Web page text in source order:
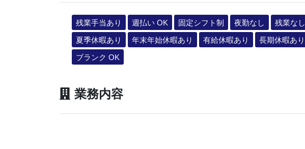
残業手当あり 週払い OK 固定シフト制 夜勤なし 残業なし
夏季休暇あり
年末年始休暇あり 有給休暇あり 長期休暇あり
ブランク OK
業務内容